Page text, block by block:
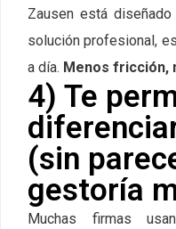
Zausen está
solución profesional,
a día. Menos fricción,
4) Te
(sin
gestoría
Muchas firmas